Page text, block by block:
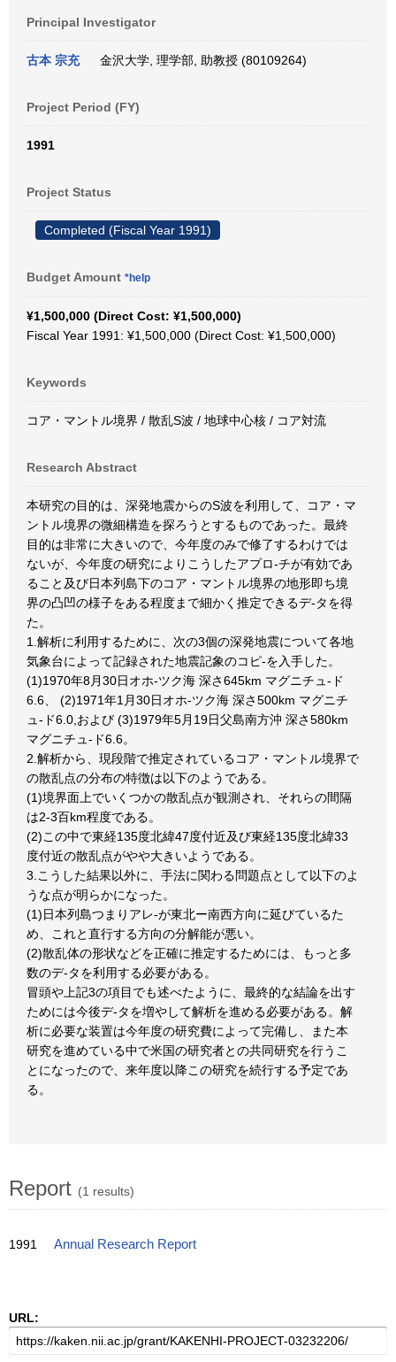
Principal Investigator
古本 宗充 金沢大学, 理学部, 助教授 (80109264)
Project Period (FY)
1991
Project Status
Completed (Fiscal Year 1991)
Budget Amount *help
¥1,500,000 (Direct Cost: ¥1,500,000)
Fiscal Year 1991: ¥1,500,000 (Direct Cost: ¥1,500,000)
Keywords
コア・マントル境界 / 散乱S波 / 地球中心核 / コア対流
Research Abstract
本研究の目的は、深発地震からのS波を利用して、コア・マ
ントル境界の微細構造を探ろうとするものであった。最終
目的は非常に大きいので、今年度のみで修了するわけでは
ないが、今年度の研究によりこうしたアプロ-チが有効であ
ること及び日本列島下のコア・マントル境界の地形即ち境
界の凸凹の様子をある程度まで細かく推定できるデ-タを得
た。
1.解析に利用するために、次の3個の深発地震について各地
気象台によって記録された地震記象のコピ-を入手した。
(1)1970年8月30日オホ-ツク海 深さ645km マグニチュ-ド
6.6、 (2)1971年1月30日オホ-ツク海 深さ500km マグニチ
ュ-ド6.0,および (3)1979年5月19日父島南方沖 深さ580km
マグニチュ-ド6.6。
2.解析から、現段階で推定されているコア・マントル境界で
の散乱点の分布の特徴は以下のようである。
(1)境界面上でいくつかの散乱点が観測され、それらの間隔
は2‐3百km程度である。
(2)この中で東経135度北緯47度付近及び東経135度北緯33
度付近の散乱点がやや大きいようである。
3.こうした結果以外に、手法に関わる問題点として以下のよ
うな点が明らかになった。
(1)日本列島つまりアレ-が東北ー南西方向に延びているた
め、これと直行する方向の分解能が悪い。
(2)散乱体の形状などを正確に推定するためには、もっと多
数のデ-タを利用する必要がある。
冒頭や上記3の項目でも述べたように、最終的な結論を出す
ためには今後デ-タを増やして解析を進める必要がある。解
析に必要な装置は今年度の研究費によって完備し、また本
研究を進めている中で米国の研究者との共同研究を行うこ
とになったので、来年度以降この研究を続行する予定であ
る。
Report (1 results)
1991 Annual Research Report
URL: